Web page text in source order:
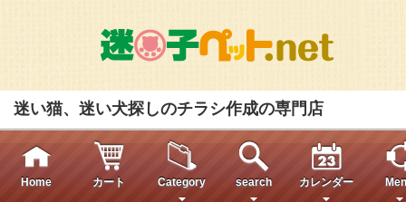
迷い猫、迷い犬探しのチラシ作成の専門店
Home カート Category search カレンダー